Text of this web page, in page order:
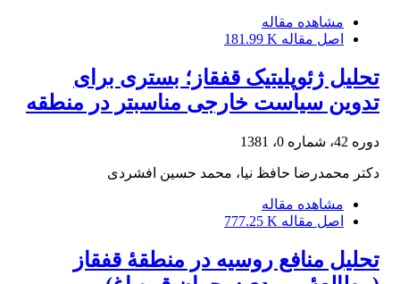
مشاهده مقاله
اصل مقاله 181.99 K
تحلیل ژئوپلیتیک قفقاز؛ بستری برای
تدوین سیاست خارجی مناسبتر در منطقه
دوره 42، شماره 0، 1381
دکتر محمدرضا حافظ نیا، محمد حسین افشردی
مشاهده مقاله
اصل مقاله 777.25 K
تحلیل منافع روسیه در منطقۀ قفقاز